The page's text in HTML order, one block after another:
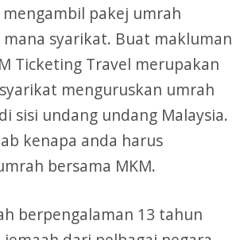
pakej umrah
syarikat. Buat makluman
Ticketing Travel merupakan
menguruskan umrah
sisi undang undang Malaysia.
kenapa anda harus
bersama MKM.
berpengalaman 13 tahun